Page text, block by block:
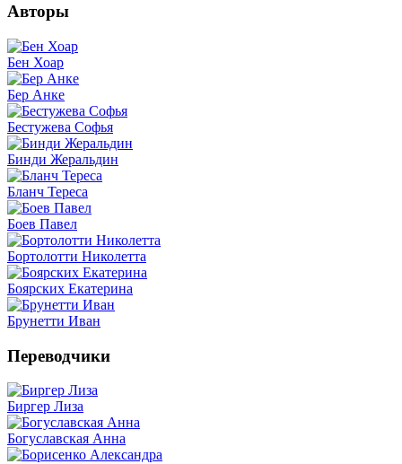
Авторы
Бен Хоар
Бер Анке
Бестужева Софья
Бинди Жеральдин
Бланч Тереса
Боев Павел
Бортолотти Николетта
Боярских Екатерина
Брунетти Иван
Переводчики
Биргер Лиза
Богуславская Анна